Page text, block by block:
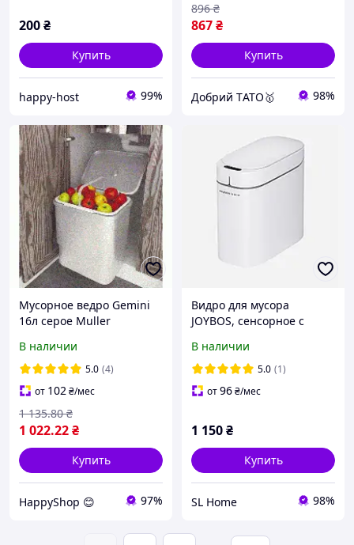
200₴
Купить
happy-host 99%
867₴
896 ₴
Купить
Добрий TАТО🥇 98%
Мусорное ведро Gemini
16л серое Muller
мусора)
В наличии
5.0 (4)
от 102₴/мес
1 022.22₴
1 135.80 ₴
Купить
HappyShop 😊 97%
Видро для мусора
JOYBOS, сенсорное с
В наличии
5.0 (1)
от96₴/мес
1 150₴
Купить
SL Home 98%